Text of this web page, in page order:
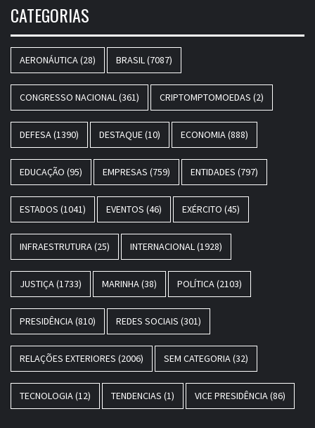
CATEGORIAS
AERONÁUTICA(28) BRASIL(7087)
CONGRESSO NACIONAL(361) CRIPTOMPTOMOEDAS (2)
DEFESA(1390) DESTAQUE(10) ECONOMIA(888)
EDUCAÇÃO (95) EMPRESAS (759) ENTIDADES (797)
ESTADOS (1041) EVENTOS (46) EXÉRCITO (45)
INFRAESTRUTURA(25) INTERNACIONAL(1928)
JUSTIÇA(1733) MARINHA(38) POLÍTICA(2103)
PRESIDÊNCIA(810) REDES SOCIAIS (301)
RELAÇÕES EXTERIORES (2006) SEM CATEGORIA(32)
TECNOLOGIA(12) TENDENCIAS (1) VICE PRESIDÊNCIA(86)